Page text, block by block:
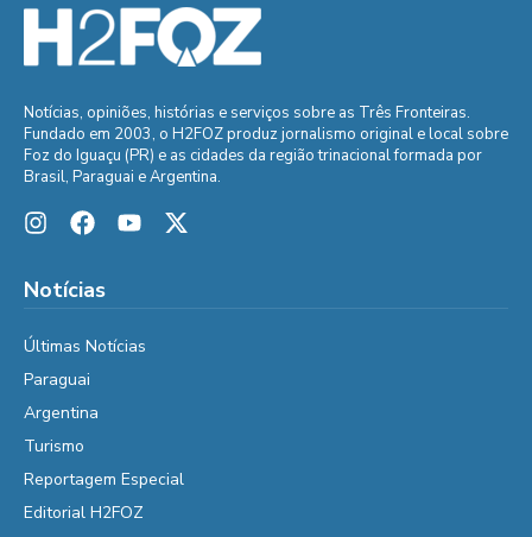
Notícias, opiniões, histórias e serviços sobre as Três Fronteiras.
Fundado em 2003, o H2FOZ produz jornalismo original e local sobre
Foz do Iguaçu (PR) e as cidades da região trinacional formada por
Brasil, Paraguai e Argentina.
Notícias
Últimas Notícias
Paraguai
Argentina
Turismo
Reportagem Especial
Editorial H2FOZ